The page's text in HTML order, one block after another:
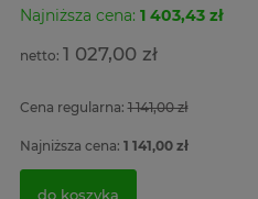
Najniższa cena: 1 403,43 zł
1 027,00 zł
Cena regularna:1 141,00 zł
Najniższa cena: 1 141,00 zł
do koszyka